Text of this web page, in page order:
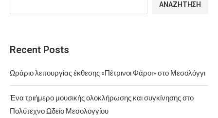
ΑΝΑΖΉΤΗΣΗ
Recent Posts
Ωράριο λειτουργίας έκθεσης «Πέτρινοι Φάροι» στο Μεσολόγγι
Ένα τριήμερο μουσικής ολοκλήρωσης και συγκίνησης στο
Πολύτεχνο Ωδείο Μεσολογγίου